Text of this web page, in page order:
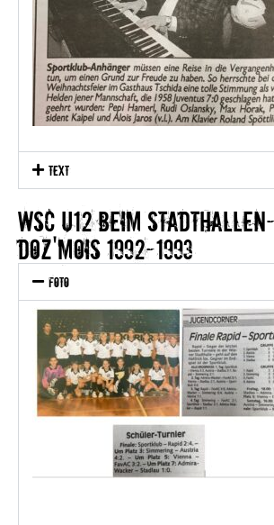
text
WSC U12 beim
doz'mois 1992-1993
Foto